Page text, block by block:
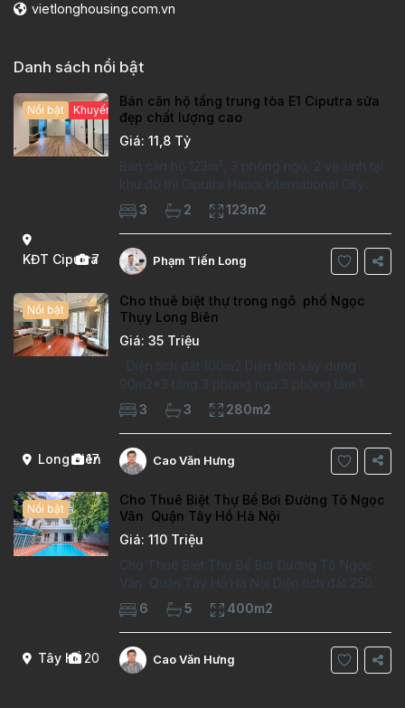
vietlonghousing.com.vn
Danh sách nổi bật
KĐT Ciputra
7
Nổi bật Khuyến mại hấp dẫn
Bán căn hộ tầng trung tòa E1 Ciputra sửa
đẹp chất lượng cao
Giá: 11,8 Tỷ
Bán căn hộ 123m², 3 phòng ngủ, 2 vệ sinh tại
khu đô thị Ciputra Hanoi International City.
Căn hộ đã sửa mới kỹ, chất lượng cao, sàn
gỗ, bếp hiện đại, không gian thoáng sáng.
Thông tin căn hộ: Diện tích:
3 2 123m2
Phạm Tiến Long
Long Biên
17
Nổi bật
Cho thuê biệt thự trong ngõ phố Ngọc
Thụy Long Biên
Giá: 35 Triệu
Diện tích đất 100m2 Diện tích xây dựng
90m2x3 tầng 3 phòng ngủ 3 phòng tắm 1
phòng làm việc Vị trí ý tưởng 10 phút đi bộ tới
trường việt pháp Ngôi nhà được thiết kế theo
kiểu phát cổ,trong khu dân
3 3 280m2
Cao Văn Hưng
Tây Hồ20
Nổi bật
Cho Thuê Biệt Thự Bể Bơi Đường Tô Ngọc
Vân Quận Tây Hồ Hà Nội
Giá: 110 Triệu
Cho Thuê Biệt Thự Bể Bơi Đường Tô Ngọc
Vân Quận Tây Hồ Hà Nội Diện tích đất 250m2
Diện tích xây dựng 100m2 Xây 4 tầng, 6
phòng ngủ 5 phòng tắm Tầng 1, , phòng
khách , phòng bếp-1wc Tầng 2, 2 phòng
6 5 400m2
Cao Văn Hưng